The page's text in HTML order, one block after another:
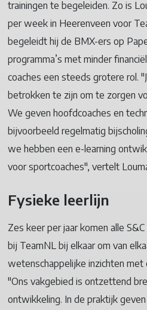
trainingen te begeleiden. Zo is
per week in Heerenveen voor
begeleidt hij de BMX-ers op
programma’s met minder
coaches een steeds grotere rol.
betrokken te zijn om te zorgen
We geven hoofdcoaches en
bijvoorbeeld regelmatig
we hebben een e-learning
voor sportcoaches", vertelt
Fysieke leerlijn
Zes keer per jaar komen alle
bij TeamNL bij elkaar om van
wetenschappelijke inzichten met
"Ons vakgebied is ontzettend
ontwikkeling. In de praktijk